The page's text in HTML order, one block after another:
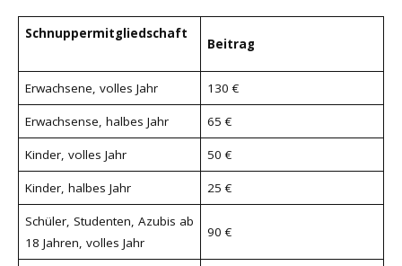
Schnuppermitgliedschaft
Beitrag
Erwachsene, volles Jahr 130 €
Erwachsense, halbes Jahr 65 €
Kinder, volles Jahr 50 €
Kinder, halbes Jahr 25 €
Schüler, Studenten, Azubis ab
18 Jahren, volles Jahr
90 €